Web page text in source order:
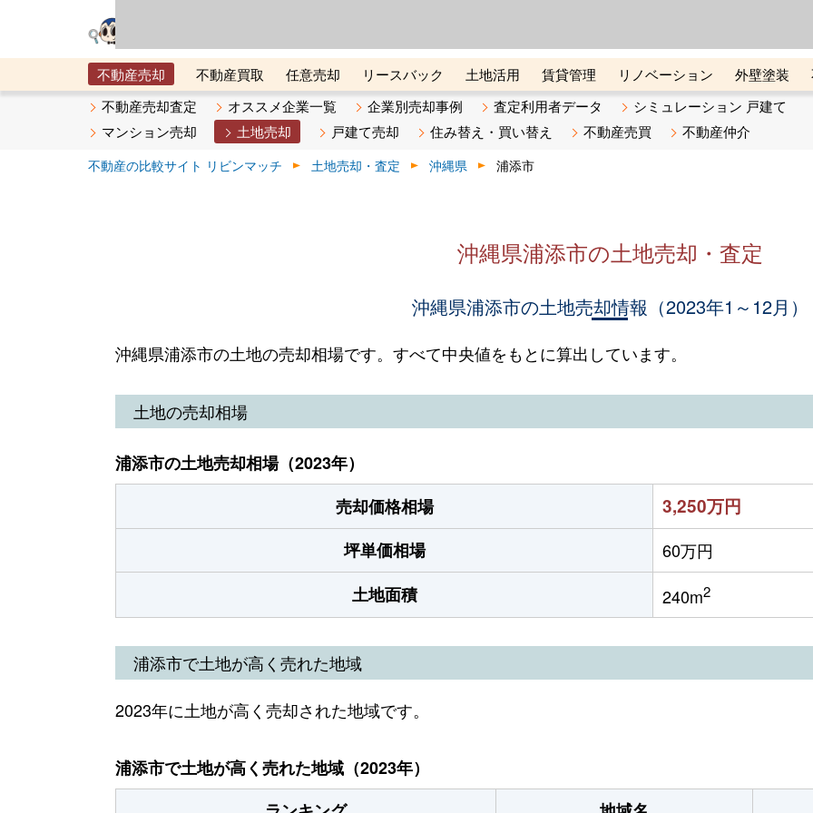
不動産売却 不動産買取 任意売却 リースバック 土地活用 賃貸管理 リノベーション 外壁塗装
メタ住宅展示場
ベスト不動産カンパニー オンライン講座 リビンマガジンBiz 不動産売却ご相談デスク
不動産売却査定 オススメ企業一覧 企業別売却事例 査定利用者データ
シミュレーション 戸建て
マンション売却
土地売却 戸建て売却 住み替え・買い替え 不動産売買 不動産仲介
不動産の比較サイト リビンマッチ 土地売却・査定 沖縄県 浦添市
沖縄県浦添市の土地売却・査定
沖縄県浦添市の土地売却情報（2023年1～12月）
沖縄県浦添市の土地の売却相場です。すべて中央値をもとに算出しています。
土地の売却相場
浦添市の土地売却相場（2023年）
売却価格相場
3,250万円
坪単価相場
60万円
土地面積
240m2
浦添市で土地が高く売れた地域
2023年に土地が高く売却された地域です。
浦添市で土地が高く売れた地域（2023年）